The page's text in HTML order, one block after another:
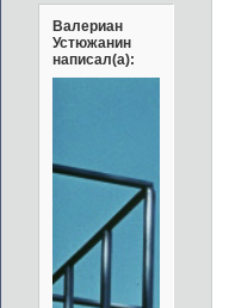
Валериан
Устюжанин
написал(а):